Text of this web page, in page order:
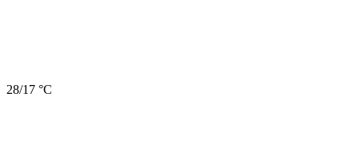
28/17 °C